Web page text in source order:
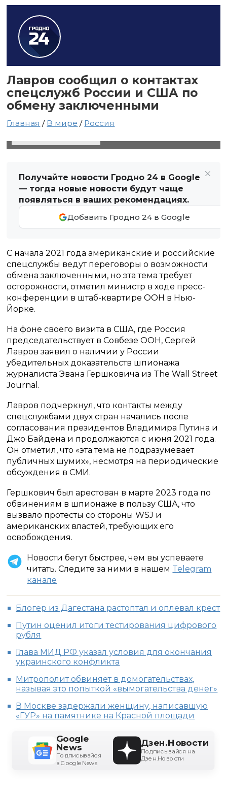
Лавров сообщил о контактах
спецслужб России и США по
обмену заключенными
Главная / В мире / Россия
Получайте новости Гродно 24 в Google
— тогда новые новости будут чаще
появляться в ваших рекомендациях.
Добавить Гродно 24 в Google
С начала 2021 года американские и российские
спецслужбы ведут переговоры о возможности
обмена заключенными, но эта тема требует
осторожности, отметил министр в ходе пресс-
конференции в штаб-квартире ООН в Нью-
Йорке.
На фоне своего визита в США, где Россия
председательствует в Совбезе ООН, Сергей
Лавров заявил о наличии у России
убедительных доказательств шпионажа
журналиста Эвана Гершковича из The Wall Street
Journal.
Лавров подчеркнул, что контакты между
спецслужбами двух стран начались после
согласования президентов Владимира Путина и
Джо Байдена и продолжаются с июня 2021 года.
Он отметил, что «эта тема не подразумевает
публичных шумих», несмотря на периодические
обсуждения в СМИ.
Гершкович был арестован в марте 2023 года по
обвинениям в шпионаже в пользу США, что
вызвало протесты со стороны WSJ и
американских властей, требующих его
освобождения.
Новости бегут быстрее, чем вы успеваете
читать. Следите за ними в нашем Telegram
канале
Блогер из Дагестана растоптал и оплевал крест
Путин оценил итоги тестирования цифрового
рубля
Глава МИД РФ указал условия для окончания
украинского конфликта
Митрополит обвиняет в домогательствах,
называя это попыткой «вымогательства денег»
В Москве задержали женщину, написавшую
«ГУР» на памятнике на Красной площади
Google
News
Подписывайся
в Google News
Дзен.Новости
Подписывайся на
Дзен.Новости